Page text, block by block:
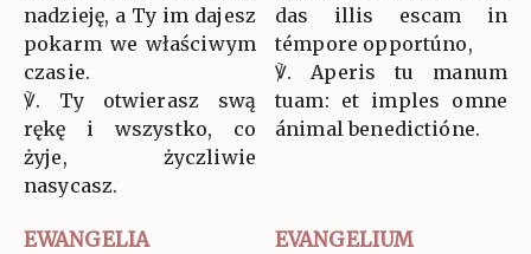
nadzieję, a Ty im dajesz
pokarm we właściwym
czasie.
℣. Ty otwierasz swą
rękę i wszystko, co
żyje, życzliwie
nasycasz.
das illis escam in
témpore opportúno,
℣. Aperis tu manum
tuam: et imples omne
ánimal benedictióne.
EWANGELIA EVANGELIUM